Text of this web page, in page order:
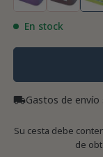
En stock
local_shippingGastos de
Su cesta debe
de